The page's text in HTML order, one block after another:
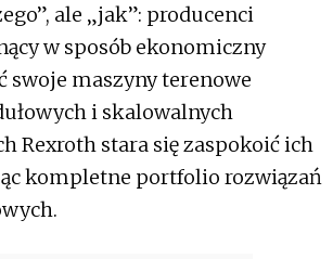
ale „jak”: producenci
w sposób ekonomiczny
maszyny terenowe
i skalowalnych
Rexroth stara się zaspokoić ich
kompletne portfolio rozwiązań